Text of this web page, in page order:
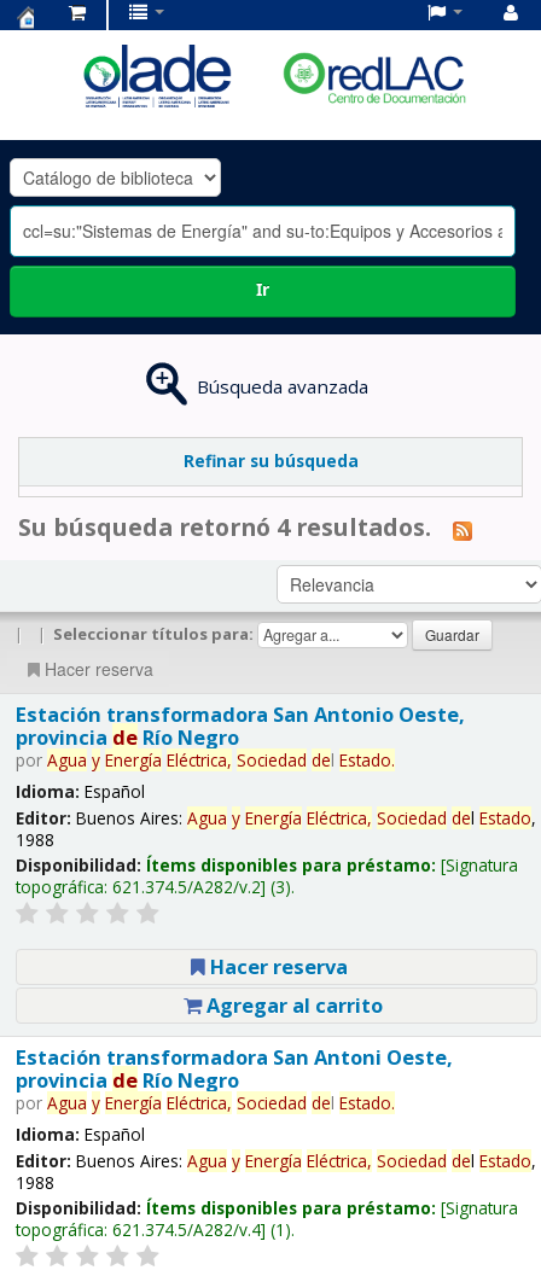
OLADE
-
Ir
Búsqueda avanzada
Refinar su búsqueda
Su búsqueda retornó 4 resultados.
| | Seleccionar títulos para:
Hacer reserva
Estación transformadora San Antonio Oeste,
provincia deRío Negro
por Agua y Energía Eléctrica, Sociedad del Estado.
Idioma: Español
Editor: Buenos Aires: Agua y Energía Eléctrica, Sociedad del Estado,
1988
Disponibilidad: Ítems disponibles para préstamo: Signatura
topográfica: 621.374.5/A282/v.2 (3).
Hacer reserva
Agregar al carrito
Estación transformadora San Antoni Oeste,
provincia deRío Negro
por Agua y Energía Eléctrica, Sociedad del Estado.
Idioma: Español
Editor: Buenos Aires: Agua y Energía Eléctrica, Sociedad del Estado,
1988
Disponibilidad: Ítems disponibles para préstamo: Signatura
topográfica: 621.374.5/A282/v.4 (1).